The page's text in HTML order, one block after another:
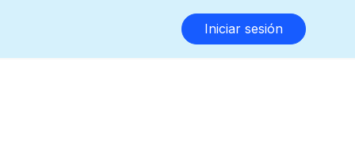
Iniciar sesión